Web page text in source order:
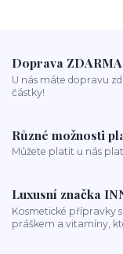
ionizace při fénování
Doprava ZDARMA
U nás máte dopravu
částky!
Různé možnosti
Můžete platit u nás
Luxusní značka
Kosmetické přípravky
práškem a vitamíny,